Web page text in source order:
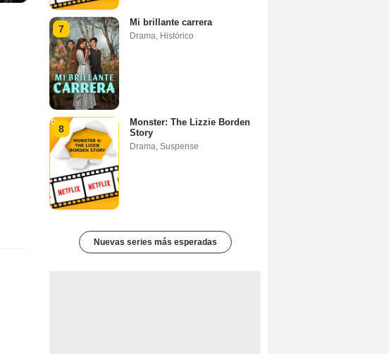
7
Mi brillante carrera
Drama Histórico
8
Monster: The Lizzie Borden
Story
Drama Suspense
Nuevas series más esperadas